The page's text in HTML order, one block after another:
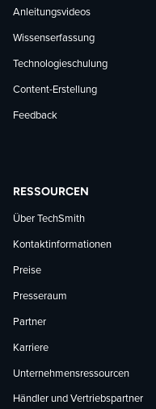
Anleitungsvideos
Wissenserfassung
Technologieschulung
Content-Erstellung
Feedback
RESSOURCEN
Über TechSmith
Kontaktinformationen
Preise
Presseraum
Partner
Karriere
Unternehmensressourcen
Händler und Vertriebspartner